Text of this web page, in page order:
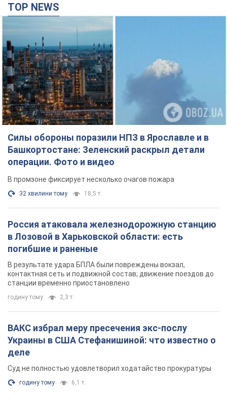
TOP NEWS
Силы обороны поразили НПЗ в Ярославле и в
Башкортостане: Зеленский раскрыл детали
операции. Фото и видео
В промзоне фиксирует несколько очагов пожара
32 хвилини тому 18,5 т.
Россия атаковала железнодорожную станцию
в Лозовой в Харьковской области: есть
погибшие и раненые
В результате удара БПЛА были повреждены вокзал,
контактная сеть и подвижной состав; движение поездов до
станции временно приостановлено
годину тому 2,3 т.
ВАКС избрал меру пресечения экс-послу
Украины в США Стефанишиной: что известно о
деле
Суд не полностью удовлетворил ходатайство прокуратуры
годину тому 6,1 т.